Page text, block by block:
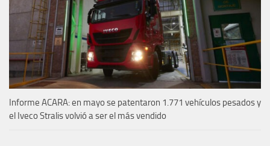
Informe ACARA: en mayo se patentaron 1.771 vehículos pesados y
el Iveco Stralis volvió a ser el más vendido